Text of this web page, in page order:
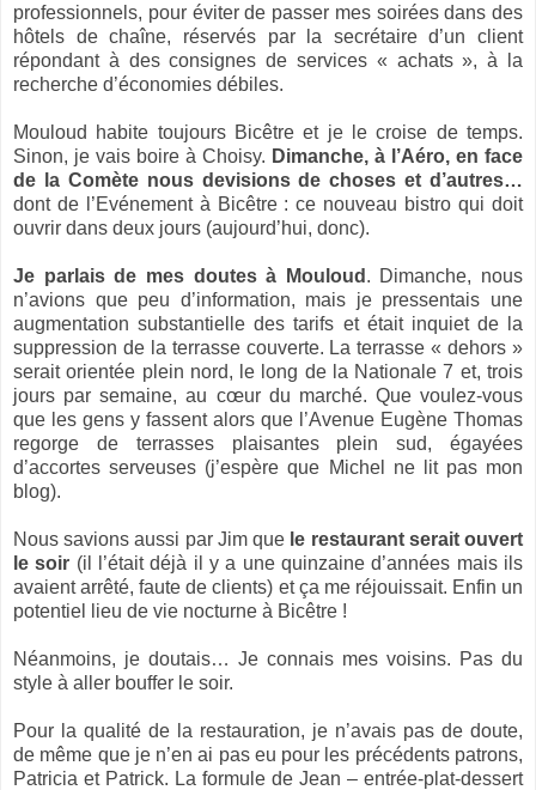
professionnels, pour éviter de passer mes soirées dans des
hôtels de chaîne, réservés par la secrétaire d’un client
répondant à des consignes de services « achats », à la
recherche d’économies débiles.
Mouloud habite toujours Bicêtre et je le croise de temps.
Sinon, je vais boire à Choisy. Dimanche, à l’Aéro, en face
de la Comète nous devisions de choses et d’autres…
dont de l’Evénement à Bicêtre : ce nouveau bistro qui doit
ouvrir dans deux jours (aujourd’hui, donc).
Je parlais de mes doutes à Mouloud . Dimanche, nous
n’avions que peu d’information, mais je pressentais une
augmentation substantielle des tarifs et était inquiet de la
suppression de la terrasse couverte. La terrasse « dehors »
serait orientée plein nord, le long de la Nationale 7 et, trois
jours par semaine, au cœur du marché. Que voulez-vous
que les gens y fassent alors que l’Avenue Eugène Thomas
regorge de terrasses plaisantes plein sud, égayées
d’accortes serveuses (j’espère que Michel ne lit pas mon
blog).
Nous savions aussi par Jim que le restaurant serait ouvert
le soir (il l’était déjà il y a une quinzaine d’années mais ils
avaient arrêté, faute de clients) et ça me réjouissait. Enfin un
potentiel lieu de vie nocturne à Bicêtre !
Néanmoins, je doutais… Je connais mes voisins. Pas du
style à aller bouffer le soir.
Pour la qualité de la restauration, je n’avais pas de doute,
de même que je n’en ai pas eu pour les précédents patrons,
Patricia et Patrick. La formule de Jean – entrée-plat-dessert